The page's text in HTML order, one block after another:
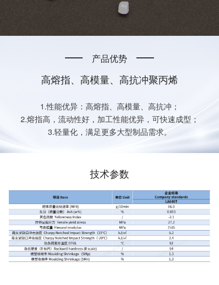
产品优势
高熔指、高模量、高抗冲聚丙烯
1.性能优异：高熔指、高模量、高抗冲；
2.熔指高，流动性好，加工性能优异，可快速成型；
3.轻量化，满足更多大型制品需求。
技术参数